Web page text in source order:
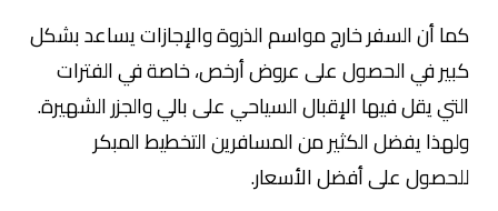
كما أن السفر خارج مواسم الذروة والإجازات يساعد بشكل
كبير في الحصول على عروض أرخص، خاصة في الفترات
التي يقل فيها الإقبال السياحي على بالي والجزر الشهيرة.
ولهذا يفضل الكثير من المسافرين التخطيط المبكر
للحصول على أفضل الأسعار.